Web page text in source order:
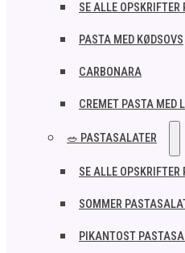
SE ALLE OPSKRIFTER
PASTA MED KØDSOVS
CARBONARA
CREMET PASTA MED
🥗 PASTASALATER
SE ALLE
SOMMER
PIKANTOST